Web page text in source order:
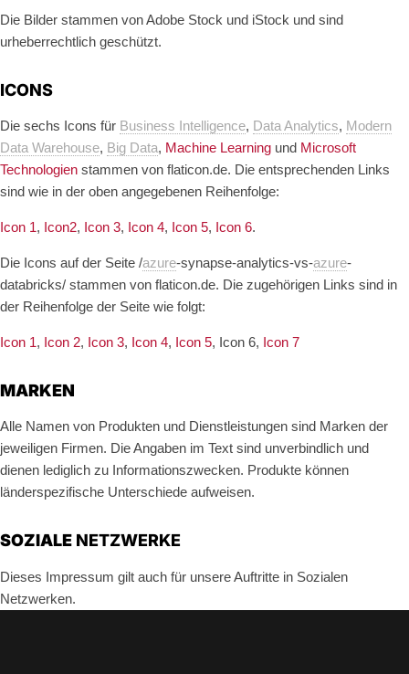
Die Bilder stammen von Adobe Stock und iStock und sind
urheberrechtlich geschützt.
ICONS
Die sechs Icons für Business Intelligence, Data Analytics, Modern
Data Warehouse, Big Data, Machine Learning und Microsoft
Technologien stammen von flaticon.de. Die entsprechenden Links
sind wie in der oben angegebenen Reihenfolge:
Icon 1, Icon2, Icon 3, Icon 4, Icon 5, Icon 6.
Die Icons auf der Seite /azure-synapse-analytics-vs-azure-
databricks/ stammen von flaticon.de. Die zugehörigen Links sind in
der Reihenfolge der Seite wie folgt:
Icon 1, Icon 2, Icon 3, Icon 4, Icon 5, Icon 6, Icon 7
MARKEN
Alle Namen von Produkten und Dienstleistungen sind Marken der
jeweiligen Firmen. Die Angaben im Text sind unverbindlich und
dienen lediglich zu Informationszwecken. Produkte können
länderspezifische Unterschiede aufweisen.
SOZIALE NETZWERKE
Dieses Impressum gilt auch für unsere Auftritte in Sozialen
Netzwerken.